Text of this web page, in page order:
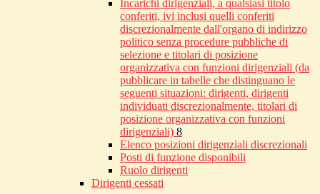
Incarichi dirigenziali, a qualsiasi titolo
conferiti, ivi inclusi quelli conferiti
discrezionalmente dall'organo di indirizzo
politico senza procedure pubbliche di
selezione e titolari di posizione
organizzativa con funzioni dirigenziali (da
pubblicare in tabelle che distinguano le
seguenti situazioni: dirigenti, dirigenti
individuati discrezionalmente, titolari di
posizione organizzativa con funzioni
dirigenziali) 8
Elenco posizioni dirigenziali discrezionali
Posti di funzione disponibili
Ruolo dirigenti
Dirigenti cessati